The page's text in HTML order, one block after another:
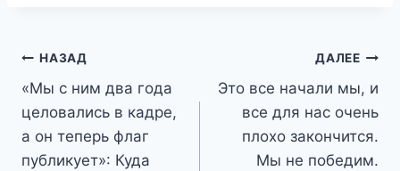
Навигация
по
записям
НАЗАД
«Мы с ним два года
целовались в кадре,
а он теперь флаг
публикует»: Куда
ДАЛЕЕ
Это все начали мы, и
все для нас очень
плохо закончится.
Мы не победим.